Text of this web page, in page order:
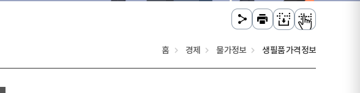
홈 경제 물가정보 생필품 가격정보